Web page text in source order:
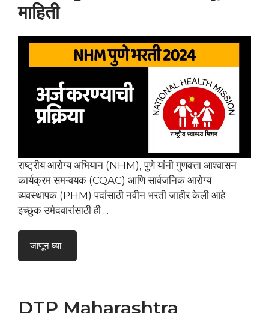
माहिती
राष्ट्रीय आरोग्य अभियान (NHM), पुणे यांनी गुणवत्ता आश्वासन
कार्यक्रम समन्वयक (CQAC) आणि सार्वजनिक आरोग्य
व्यवस्थापक (PHM) पदांसाठी नवीन भरती जाहीर केली आहे.
इच्छुक उमेदवारांसाठी ही ...
जाणून घ्या..
DTP Maharashtra